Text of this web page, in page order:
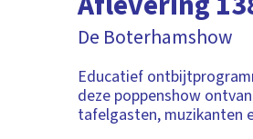
De Boterhamshow
Educatief
deze poppenshow
tafelgasten, muzikanten